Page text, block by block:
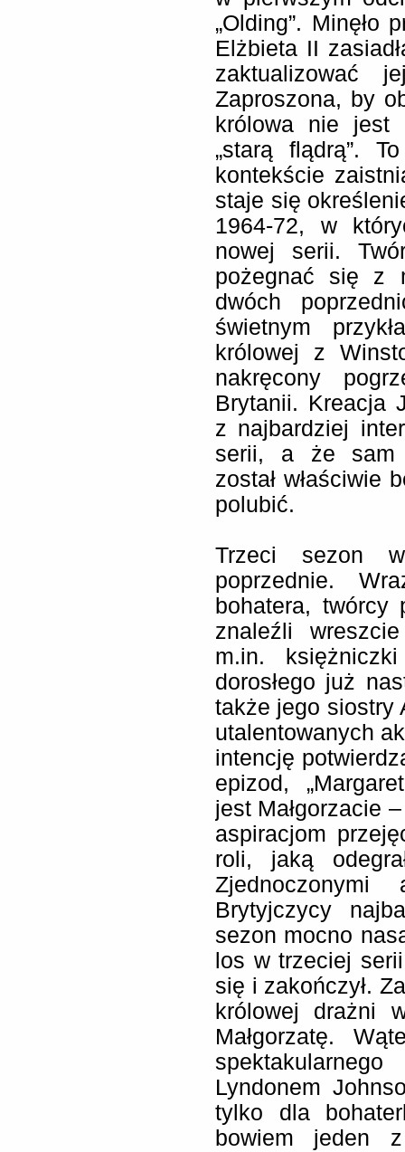
„Olding”. Minęło
Elżbieta II
zaktualizować
Zaproszona, by
królowa nie jest
„starą flądrą”.
kontekście
staje się
1964-72, w
nowej serii.
pożegnać się z
dwóch
świetnym
królowej z
nakręcony
Brytanii. Kreacja
z najbardziej
serii, a że sam
został właściwie
polubić.
Trzeci sezon
poprzednie.
bohatera,
znaleźli
m.in.
dorosłego już
także jego siostry
utalentowanych
intencję
epizod,
jest Małgorzacie
aspiracjom
roli, jaką
Brytyjczycy
sezon mocno
los w trzeciej
się i zakończył.
królowej drażni
Małgorzatę.
Lyndonem
tylko dla
bowiem jeden